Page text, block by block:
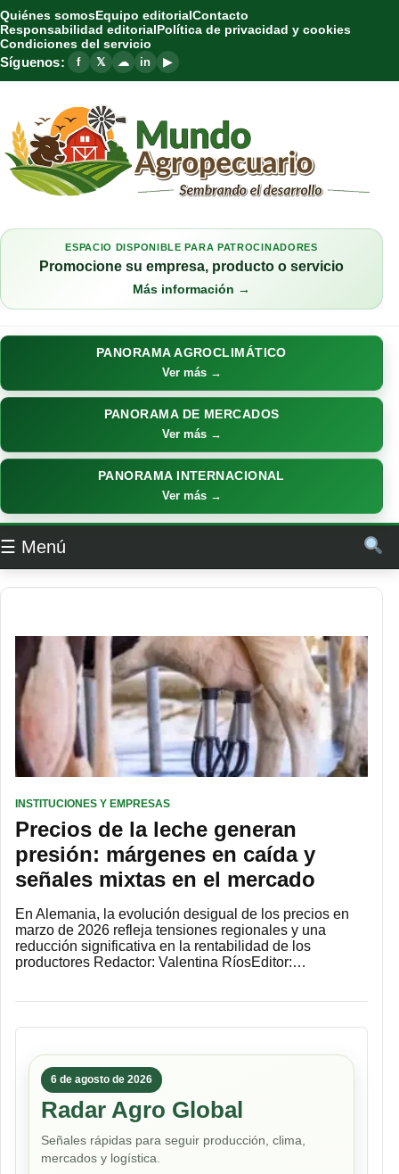
Quiénes somosEquipo editorialContacto
Responsabilidad editorialPolítica de privacidad y cookies
Condiciones del servicio
Síguenos: f 𝕏 ☁ in ▶
ESPACIO DISPONIBLE PARA PATROCINADORES
Promocione su empresa, producto o servicio
Más información →
PANORAMA AGROCLIMÁTICO
Ver más →
PANORAMA DE MERCADOS
Ver más →
PANORAMA INTERNACIONAL
Ver más →
☰ Menú
INSTITUCIONES Y EMPRESAS
Precios de la leche generan
presión: márgenes en caída y
señales mixtas en el mercado
En Alemania, la evolución desigual de los precios en
marzo de 2026 refleja tensiones regionales y una
reducción significativa en la rentabilidad de los
productores Redactor: Valentina RíosEditor:…
6 de agosto de 2026
Radar Agro Global
Señales rápidas para seguir producción, clima,
mercados y logística.